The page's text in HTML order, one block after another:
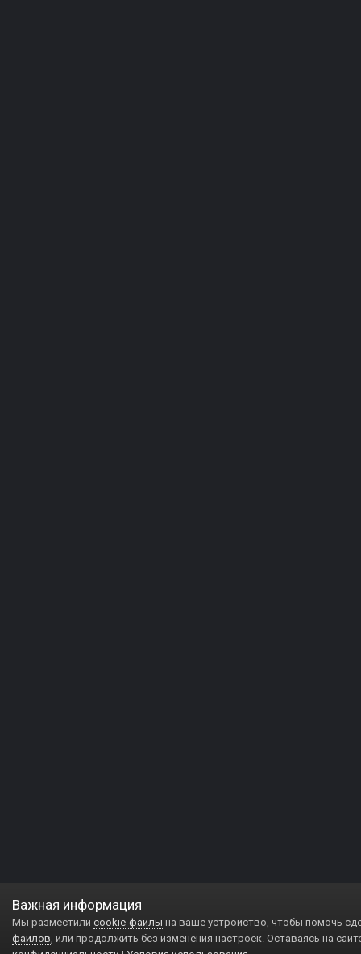
Важная информация
Мы разместили cookie-файлы на ваше устройство, чтобы помочь
файлов, или продолжить без изменения настроек. Оставаясь на